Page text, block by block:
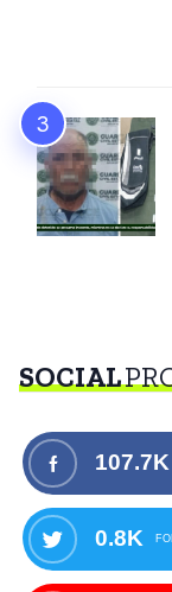
SOCIAL
107.7K
0.8K